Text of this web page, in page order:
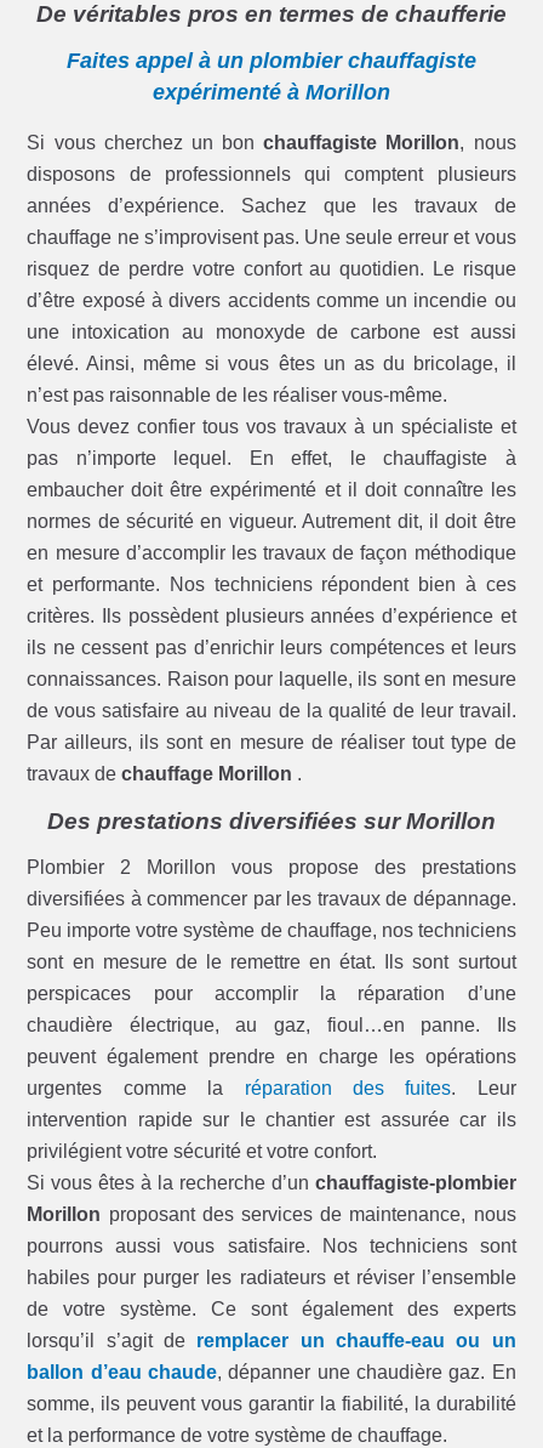
De véritables pros en termes de chaufferie
Faites appel à un plombier chauffagiste
expérimenté à Morillon
Si vous cherchez un bonchauffagiste Morillon, nous
disposons de professionnels qui comptent plusieurs
années d’expérience. Sachez que les travaux de
chauffage ne s’improvisent pas. Une seule erreur et vous
risquez de perdre votre confort au quotidien. Le risque
d’être exposé à divers accidents comme un incendie ou
une intoxication au monoxyde de carbone est aussi
élevé. Ainsi, même si vous êtes un as du bricolage, il
n’est pas raisonnable de les réaliser vous-même.
Vous devez confier tous vos travaux à un spécialiste et
pas n’importe lequel. En effet, le chauffagiste à
embaucher doit être expérimenté et il doit connaître les
normes de sécurité en vigueur. Autrement dit, il doit être
en mesure d’accomplir les travaux de façon méthodique
et performante. Nos techniciens répondent bien à ces
critères. Ils possèdent plusieurs années d’expérience et
ils ne cessent pas d’enrichir leurs compétences et leurs
connaissances. Raison pour laquelle, ils sont en mesure
de vous satisfaire au niveau de la qualité de leur travail.
Par ailleurs, ils sont en mesure de réaliser tout type de
travaux dechauffage Morillon .
Des prestations diversifiées sur Morillon
Plombier 2 Morillon vous propose des prestations
diversifiées à commencer par les travaux de dépannage.
Peu importe votre système de chauffage, nos techniciens
sont en mesure de le remettre en état. Ils sont surtout
perspicaces pour accomplir la réparation d’une
chaudière électrique, au gaz, fioul…en panne. Ils
peuvent également prendre en charge les opérations
urgentes comme la réparation des fuites. Leur
intervention rapide sur le chantier est assurée car ils
privilégient votre sécurité et votre confort.
Si vous êtes à la recherche d’un chauffagiste-plombier
Morillon proposant des services de maintenance, nous
pourrons aussi vous satisfaire. Nos techniciens sont
habiles pour purger les radiateurs et réviser l’ensemble
de votre système. Ce sont également des experts
lorsqu’il s’agit de remplacer un chauffe-eau ou un
ballon d’eau chaude, dépanner une chaudière gaz. En
somme, ils peuvent vous garantir la fiabilité, la durabilité
et la performance de votre système de chauffage.